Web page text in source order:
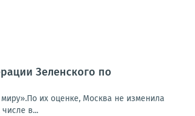
Зеленского по
их оценке, Москва не изменила
в...